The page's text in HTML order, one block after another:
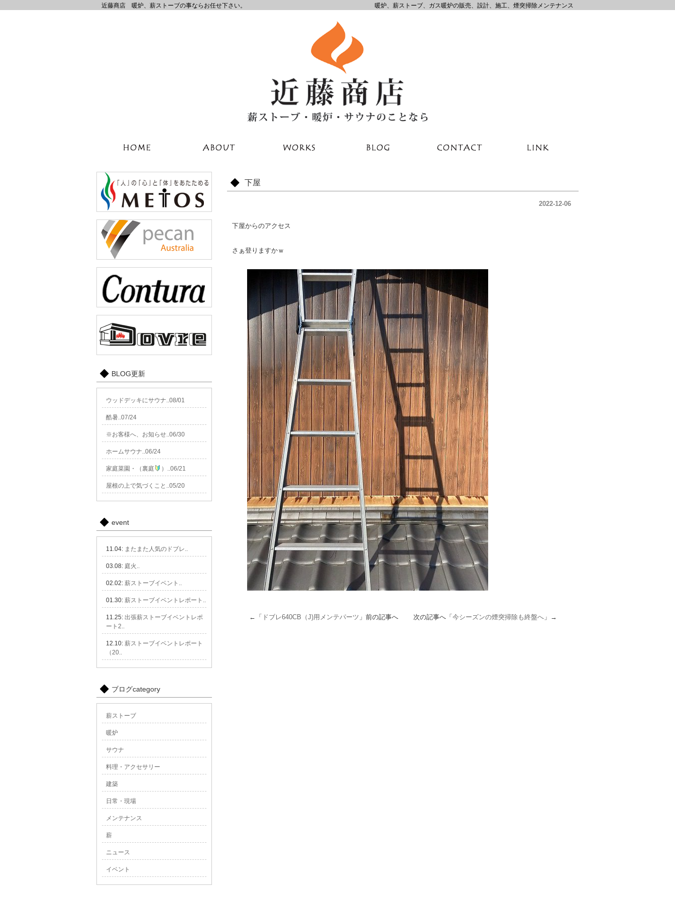
近藤商店 暖炉、薪ストーブの事ならお任せ下さい。 暖炉、薪ストーブ、ガス暖炉の販売、設計、施工、煙突掃除メンテナンス
下屋
2022-12-06
下屋からのアクセス
さぁ登りますかｗ
←「 ドブレ640CB（J)用メンテパーツ 」前の記事へ 次の記事へ「 今シーズンの煙突掃除も終盤へ」→
BLOG更新
ウッドデッキにサウナ..08/01
酷暑..07/24
※お客様へ、お知らせ..06/30
ホームサウナ..06/24
家庭菜園・（裏庭 ）..06/21
屋根の上で気づくこと..05/20
event
11.04: またまた人気のドブレ..
03.08: 庭火..
02.02: 薪ストーブイベント..
01.30: 薪ストーブイベントレポート..
11.25: 出張薪ストーブイベントレポ
ート2..
12.10: 薪ストーブイベントレポート
（20..
ブログcategory
薪ストーブ
暖炉
サウナ
料理・アクセサリー
建築
日常・現場
メンテナンス
薪
ニュース
イベント